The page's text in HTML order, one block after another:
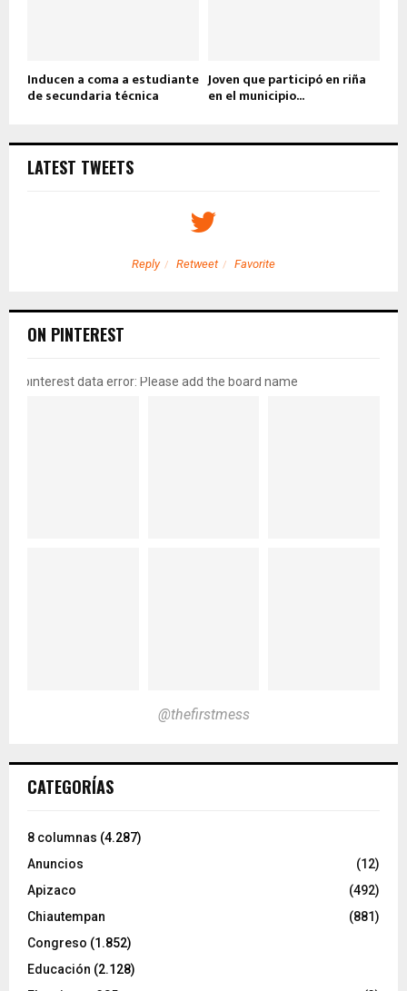
Inducen a coma a estudiante
de secundaria técnica
Joven que participó en riña
en el municipio...
LATEST TWEETS
Reply Retweet Favorite
ON PINTEREST
pinterest data error: Please add the board name
@thefirstmess
CATEGORÍAS
8 columnas (4.287)
Anuncios
(12)
Apizaco
(492)
Chiautempan
(881)
Congreso (1.852)
Educación (2.128)